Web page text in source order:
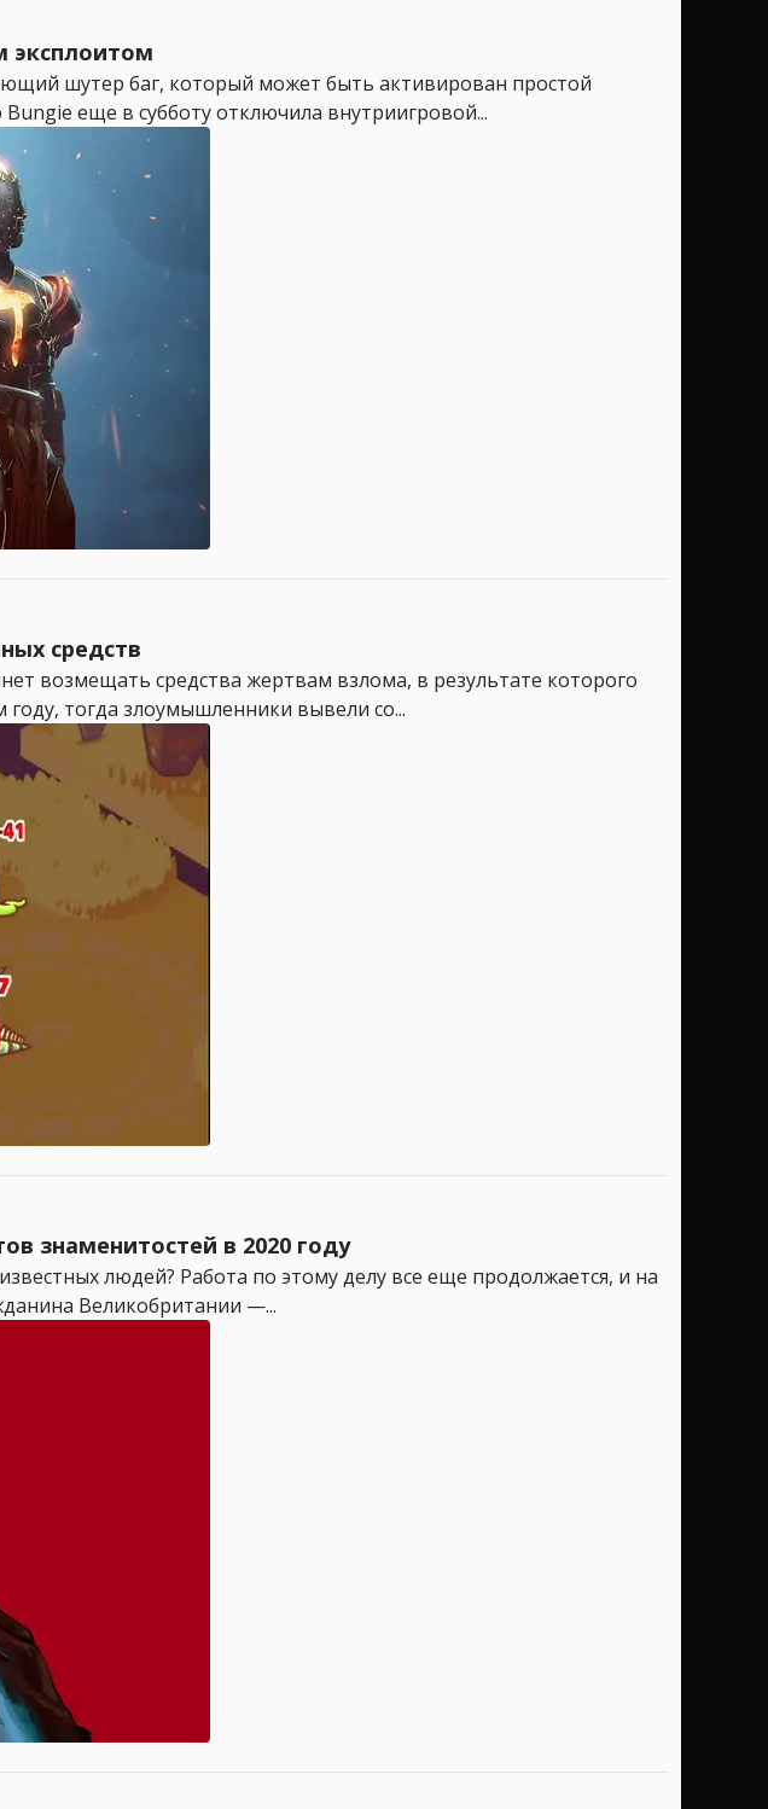
эксплоитом
шутер баг, который может быть активирован простой
еще в субботу отключила внутриигровой...
средств
возмещать средства жертвам взлома, в результате которого
тогда злоумышленники вывели со...
знаменитостей в 2020 году
людей? Работа по этому делу все еще продолжается, и на
Великобритании —...